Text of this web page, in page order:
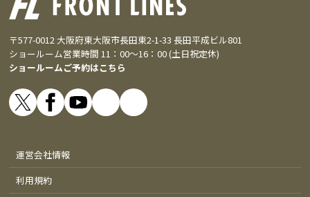
〒577-0012 大阪府東大阪市長田東2-1-33 長田平成ビル801
ショールーム営業時間 11：00～16：00 (土日祝定休)
ショールームご予約はこちら
運営会社情報
利用規約